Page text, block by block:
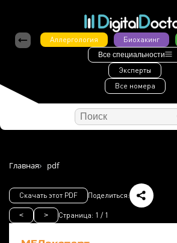
Аллергология
Биохакинг
Все специальности
Эксперты
Все номера
Главная pdf
< > Страница: 1 / 1
Скачать этот PDF Поделиться: